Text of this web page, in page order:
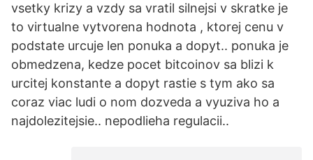
vsetky krizy a vzdy sa vratil silnejsi v skratke je
to virtualne vytvorena hodnota , ktorej cenu v
podstate urcuje len ponuka a dopyt.. ponuka je
obmedzena, kedze pocet bitcoinov sa blizi k
urcitej konstante a dopyt rastie s tym ako sa
coraz viac ludi o nom dozveda a vyuziva ho a
najdolezitejsie.. nepodlieha regulacii..